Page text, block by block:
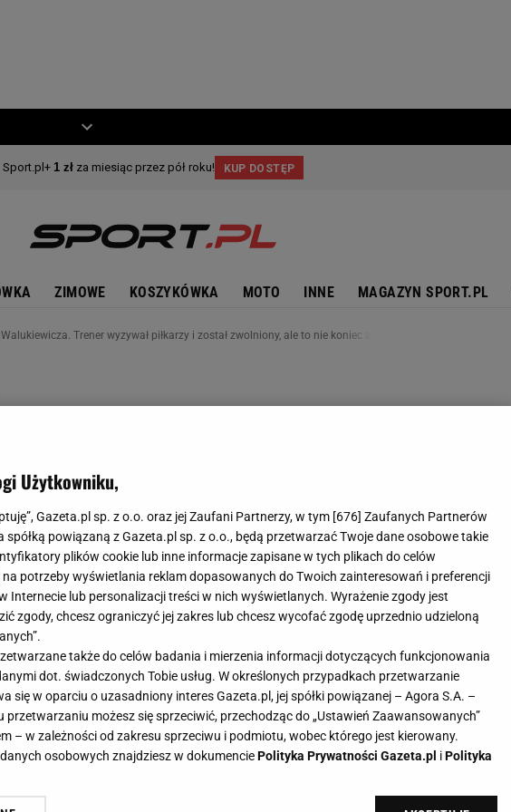
ZIMOWE KOSZYKÓWKA MOTO INNE MAGAZYN SPORT.PL
Trener wyzywał piłkarzy i został zwolniony, ale to nie koniec afery
Użytkowniku,
Gazeta.pl sp. z o.o. oraz jej Zaufani Partnerzy, w tym [676] Zaufanych Partnerów
spółką powiązaną z Gazeta.pl sp. z o.o., będą przetwarzać Twoje dane osobowe takie
plików cookie lub inne informacje zapisane w tych plikach do celów
potrzeby wyświetlania reklam dopasowanych do Twoich zainteresowań i preferencji
Internecie lub personalizacji treści w nich wyświetlanych. Wyrażenie zgody jest
zgody, chcesz ograniczyć jej zakres lub chcesz wycofać zgodę uprzednio udzieloną
także do celów badania i mierzenia informacji dotyczących funkcjonowania
dot. świadczonych Tobie usług. W określonych przypadkach przetwarzanie
się w oparciu o uzasadniony interes Gazeta.pl, jej spółki powiązanej – Agora S.A. –
przetwarzaniu możesz się sprzeciwić, przechodząc do „Ustawień Zaawansowanych”
– w zależności od zakresu sprzeciwu i podmiotu, wobec którego jest kierowany.
osobowych znajdziesz w dokumenciePolityka Prywatności Gazeta.pl iPolityka